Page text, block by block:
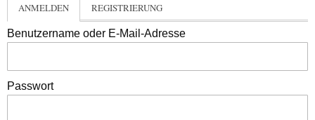
ANMELDEN REGISTRIERUNG
Benutzername oder E-Mail-Adresse
Passwort